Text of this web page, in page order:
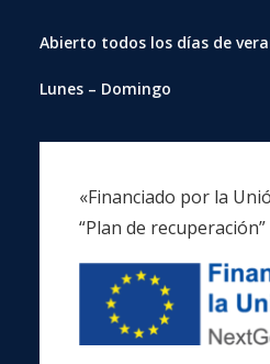
Abierto todos los días de
Lunes – Domingo
«Financiado por la
“Plan de recuperación”